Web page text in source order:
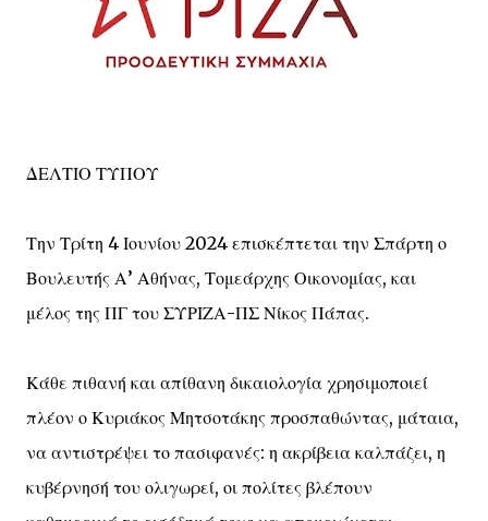
ΔΕΛΤΙΟ ΤΥΠΟΥ
Την Τρίτη 4 Ιουνίου 2024 επισκέπτεται την Σπάρτη ο
Βουλευτής Α’ Αθήνας, Τομεάρχης Οικονομίας, και
μέλος της ΠΓ του ΣΥΡΙΖΑ-ΠΣ Νίκος Πάπας.
Κάθε πιθανή και απίθανη δικαιολογία χρησιμοποιεί
πλέον ο Κυριάκος Μητσοτάκης προσπαθώντας, μάταια,
να αντιστρέψει το πασιφανές: η ακρίβεια καλπάζει, η
κυβέρνησή του ολιγωρεί, οι πολίτες βλέπουν